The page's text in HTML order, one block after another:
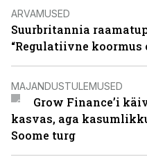
ARVAMUSED
Suurbritannia
“Regulatiivne koormus
MAJANDUSTULEMUSED
Grow Finance’i
kasvas, aga
Soome turg